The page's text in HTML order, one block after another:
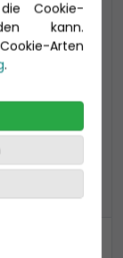
4
7.940 €
Cookie-
kann.
Arten
.